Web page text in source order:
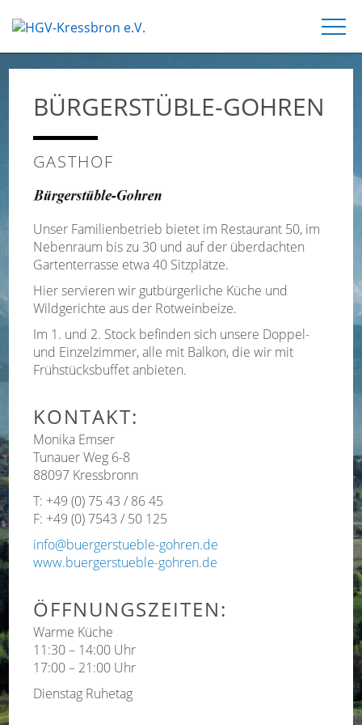
BÜRGERSTÜBLE-GOHREN
GASTHOF
Unser Familienbetrieb bietet im Restaurant 50, im
Nebenraum bis zu 30 und auf der überdachten
Gartenterrasse etwa 40 Sitzplätze.
Hier servieren wir gutbürgerliche Küche und
Wildgerichte aus der Rotweinbeize.
Im 1. und 2. Stock befinden sich unsere Doppel-
und Einzelzimmer, alle mit Balkon, die wir mit
Frühstücksbuffet anbieten.
KONTAKT:
Monika Emser
Tunauer Weg 6-8
88097 Kressbronn
T: +49 (0) 75 43 / 86 45
F: +49 (0) 7543 / 50 125
info@buergerstueble-gohren.de
www.buergerstueble-gohren.de
ÖFFNUNGSZEITEN:
Warme Küche
11:30 – 14:00 Uhr
17:00 – 21:00 Uhr
Dienstag Ruhetag